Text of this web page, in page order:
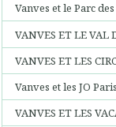
Vanves et le Parc
VANVES ET LE VAL
VANVES ET LES
Vanves et les JO
VANVES ET LES